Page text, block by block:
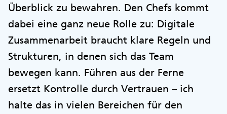
Überblick zu bewahren. Den Chefs kommt
dabei eine ganz neue Rolle zu: Digitale
Zusammenarbeit braucht klare Regeln und
Strukturen, in denen sich das Team
bewegen kann. Führen aus der Ferne
ersetzt Kontrolle durch Vertrauen – ich
halte das in vielen Bereichen für den